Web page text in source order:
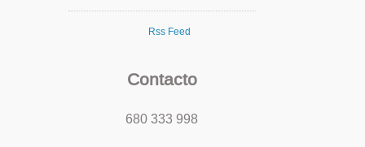
Rss Feed
Contacto
680 333 998